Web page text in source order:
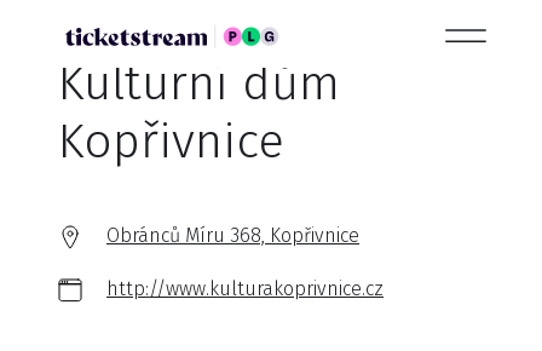
Kulturní dům
Kopřivnice
Obránců Míru 368, Kopřivnice
http://www.kulturakoprivnice.cz